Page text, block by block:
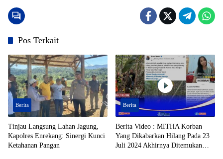
Pos Terkait
Berita
Tinjau Langsung Lahan Jagung,
Kapolres Enrekang: Sinergi Kunci
Ketahanan Pangan
Berita
Berita Video : MITHA Korban
Yang Dikabarkan Hilang Pada 23
Juli 2024 Akhirnya Ditemukan